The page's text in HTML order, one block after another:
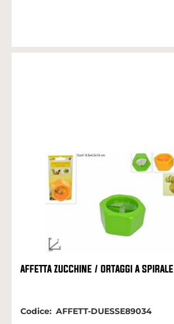
AFFETTA ZUCCHINE / ORTAGGI A SPIRALE
Codice: AFFETT-DUESSE89034